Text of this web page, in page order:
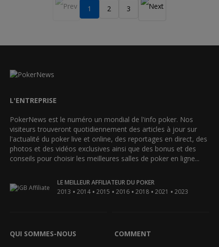
1 2 3
L'ENTREPRISE
PokerNews est le numéro un mondial de l'info poker. Nos
visiteurs trouveront quotidiennement des articles à jour sur
l'actualité du poker live et online, des reportages en direct, des
photos et des vidéos exclusives ainsi que des bonus et des
conseils pour choisir les meilleures salles de poker en ligne...
LE MEILLEUR AFFILIATEUR DU POKER
2013 • 2014 • 2015 • 2016 • 2018 • 2021 • 2023
QUI SOMMES-NOUS COMMENT